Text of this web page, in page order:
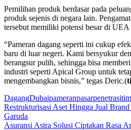
Pemilihan produk berdasar pada
produk sejenis di negara lain.
tersebut memiliki potensi besar di UEA
“Pameran dagang seperti ini cukup
baru di luar negeri. Kami bersyukur
berangsur pulih, sehingga bisa
industri seperti Apical Group untuk
mengembangkan bisnis,” tegas Deric.(
DagangDubaipameranpasarpenetrasi
Navigasi
pos
Restrukturisasi Aset Hingga Jual
Garuda
Asuransi Astra Solusi Ciptakan Rasa